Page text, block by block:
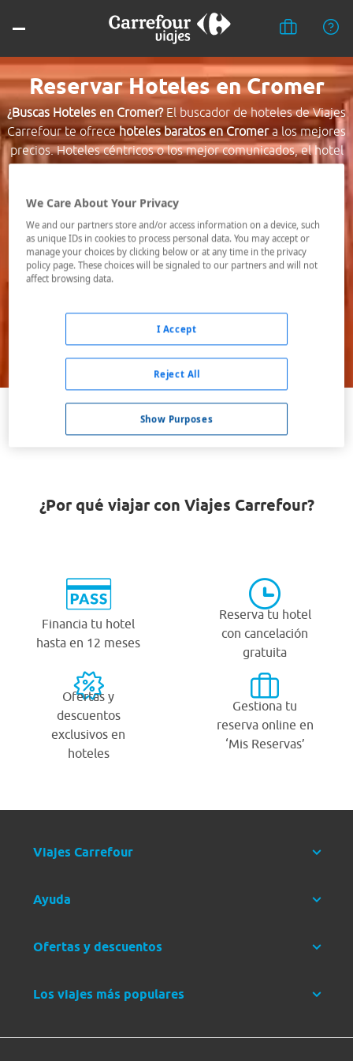
Reservar Hoteles en Cromer
¿Buscas Hoteles en Cromer?El buscador de hoteles de Viajes
Carrefour te ofrecehoteles baratos en Cromera los mejores
precios. Hoteles céntricos o los mejor comunicados, el hotel
que busques nosotros te lo encontramos al mejor precio.
Destino *
Fechas *
08/08/2026 - 09/08/2026
Buscar
VER TODOS LOS HOTELES BARATOS EN CROMER
¿Por qué viajar con Viajes Carrefour?
Financia tu hotel
hasta en 12 meses
Reserva tu hotel
con cancelación
gratuita
Ofertas y
descuentos
exclusivos en
hoteles
Gestiona tu
reserva online en
‘Mis Reservas’
Viajes Carrefour
Ayuda
Ofertas y descuentos
Los viajes más populares
We Care About Your Privacy
We and our partners store and/or access information on a device, such
as unique IDs in cookies to process personal data. You may accept or
manage your choices by clicking below or at any time in the privacy
policy page. These choices will be signaled to our partners and will not
affect browsing data.
Show Purposes
Reject All
I Accept